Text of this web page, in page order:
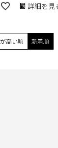
詳細を見
高い順 新着順